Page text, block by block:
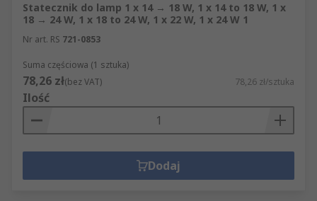
Statecznik do lamp 1 x 14 → 18 W, 1 x 14 to 18 W, 1 x
18 → 24 W, 1 x 18 to 24 W, 1 x 22 W, 1 x 24 W 1
Nr art. RS 721-0853
Suma częściowa (1 sztuka)
78,26 zł(bez VAT) 78,26 zł/sztuka
Ilość
Dodaj